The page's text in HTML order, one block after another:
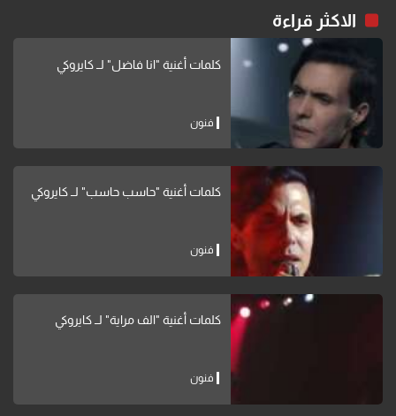
الاكثر قراءة
كلمات أغنية "انا فاضل" لــ كايروكي
فنون
كلمات أغنية "حاسب حاسب" لــ كايروكي
فنون
كلمات أغنية "الف مراية" لــ كايروكي
فنون